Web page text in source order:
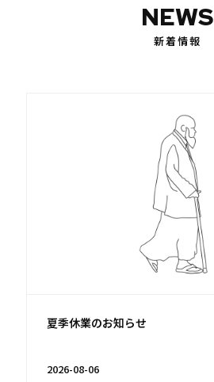
NEWS
新着情報
夏季休業のお知らせ
2026-08-06